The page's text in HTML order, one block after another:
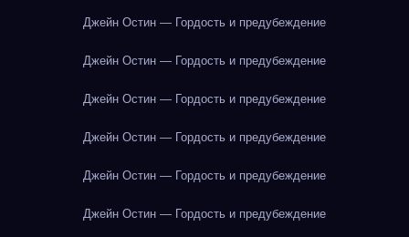
Джейн Остин — Гордость и предубеждение
Джейн Остин — Гордость и предубеждение
Джейн Остин — Гордость и предубеждение
Джейн Остин — Гордость и предубеждение
Джейн Остин — Гордость и предубеждение
Джейн Остин — Гордость и предубеждение